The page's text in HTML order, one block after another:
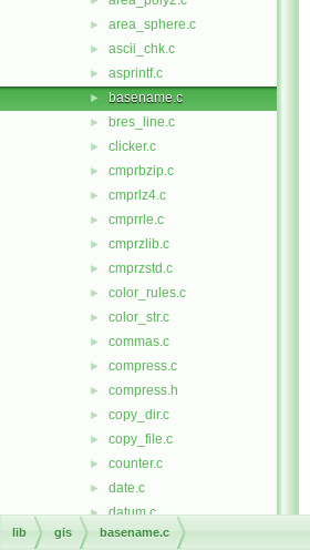
► area_sphere.c
► ascii_chk.c
► asprintf.c
► basename.c
► bres_line.c
► clicker.c
► cmprbzip.c
► cmprlz4.c
► cmprrle.c
► cmprzlib.c
► cmprzstd.c
► color_rules.c
► color_str.c
► commas.c
► compress.c
► compress.h
► copy_dir.c
► copy_file.c
► counter.c
► date.c
► datum.c
► debug.c
lib gis basename.c